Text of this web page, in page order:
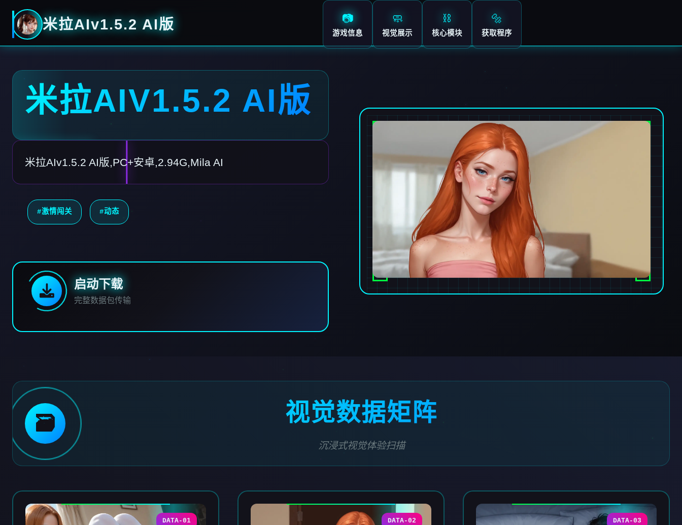
米拉AIv1.5.2 AI版 📷
游戏信息
🧼
视觉展示
⛓️
核心模块
🔩
获取程序
米拉AIV1.5.2 AI版
米拉AIv1.5.2 AI版,PC+安卓,2.94G,Mila AI
#激情闯关 #动态
启动下载
完整数据包传输
🗃️ 视觉数据矩阵
沉浸式视觉体验扫描
DATA-01 DATA-02 DATA-03